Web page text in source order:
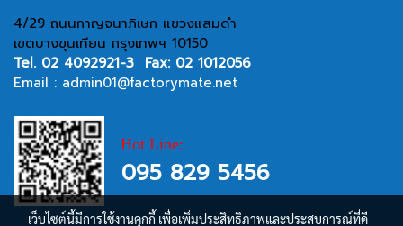
4/29 ถนนกาญจนาภิเษก แขวงแสมดำ
เขตบางขุนเทียน กรุงเทพฯ 10150
Tel. 02 4092921-3 Fax: 02 1012056
Email : admin01@factorymate.net
Hot Line:
095 829 5456
เว็บไซต์นี้มีการใช้งานคุกกี้ เพื่อเพิ่มประสิทธิภาพและประสบการณ์ที่ดี